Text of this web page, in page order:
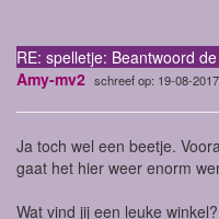
RE: spelletje: Beantwoord
Amy-mv2 schreef op: 19-08-
Ja toch wel een beetje.
gaat het hier weer enorm
Wat vind jij een leuke winkel?